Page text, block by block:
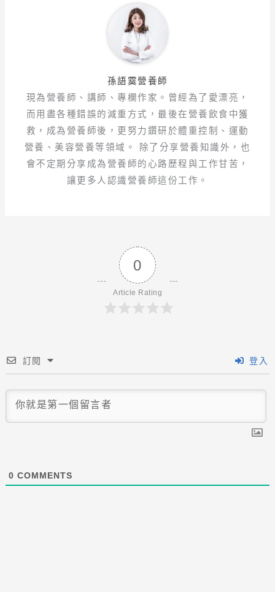
孫語霙營養師
現為營養師、講師、專欄作家。曾經為了愛漂亮，
而用盡各種錯誤的減重方式，最後在營養飲食中獲
救，成為營養師後，更努力鑽研於體重控制、運動
營養、美容營養等領域。 除了分享營養知識外，也
會不定期分享成為營養師的心路歷程與工作甘苦，
讓更多人認識營養師這份工作。
0
Article Rating
訂閱 登入
0 COMMENTS